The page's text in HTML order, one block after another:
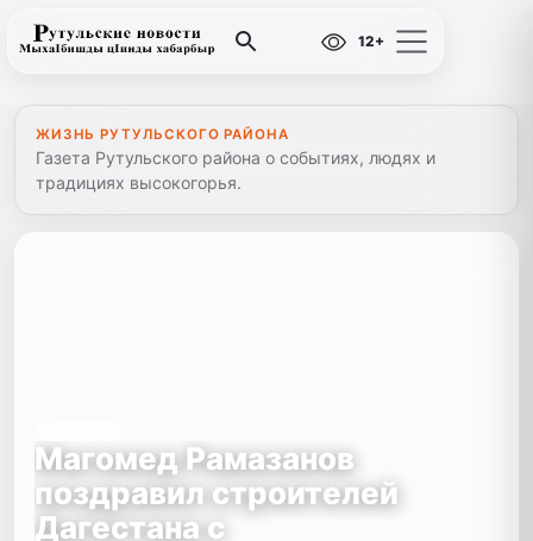
12+
ЖИЗНЬ РУТУЛЬСКОГО РАЙОНА
Газета Рутульского района о событиях, людях и
традициях высокогорья.
Магомед Рамазанов
поздравил строителей
Дагестана с